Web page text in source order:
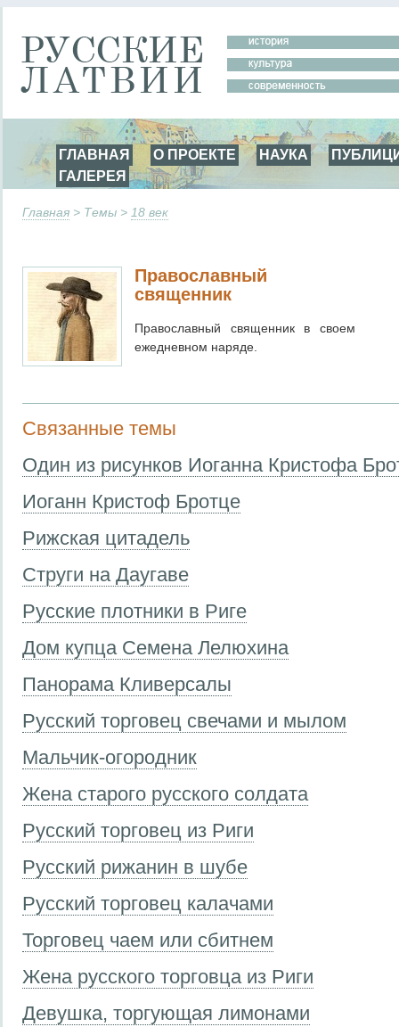
ГЛАВНАЯ О ПРОЕКТЕ НАУКА
ГАЛЕРЕЯ
Главная > Темы > 18 век
Православный
священник
Православный священник в своем
ежедневном наряде.
Связанные темы
Один из рисунков Иоганна Кристофа
Иоганн Кристоф Бротце
Рижская цитадель
Струги на Даугаве
Русские плотники в Риге
Дом купца Семена Лелюхина
Панорама Кливерсалы
Русский торговец свечами и мылом
Мальчик-огородник
Жена старого русского солдата
Русский торговец из Риги
Русский рижанин в шубе
Русский торговец калачами
Торговец чаем или сбитнем
Жена русского торговца из Риги
Девушка, торгующая лимонами